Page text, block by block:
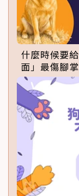
什麼時候要
面」最傷腳